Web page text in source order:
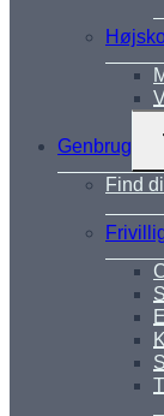
Genbrug
Find